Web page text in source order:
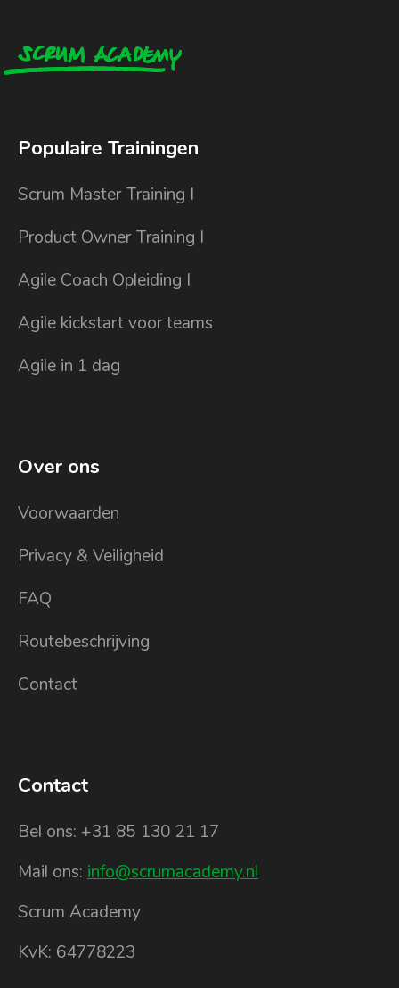
Populaire Trainingen
Scrum Master Training I
Product Owner Training I
Agile Coach Opleiding I
Agile kickstart voor teams
Agile in 1 dag
Over ons
Voorwaarden
Privacy & Veiligheid
FAQ
Routebeschrijving
Contact
Contact
Bel ons: +31 85 130 21 17
Mail ons: info@scrumacademy.nl
Scrum Academy
KvK: 64778223